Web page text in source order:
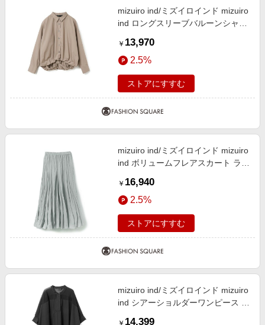
mizuiro ind/ミズイロインド mizuiro
ind ロングスリーブバルーンシャツ
￥ 13,970
2.5%
ストアにすすむ
mizuiro ind/ミズイロインド mizuiro
ind ボリュームフレアスカート ライ
￥ 16,940
2.5%
ストアにすすむ
mizuiro ind/ミズイロインド mizuiro
ind シアーショルダーワンピース ブ
￥ 14,399